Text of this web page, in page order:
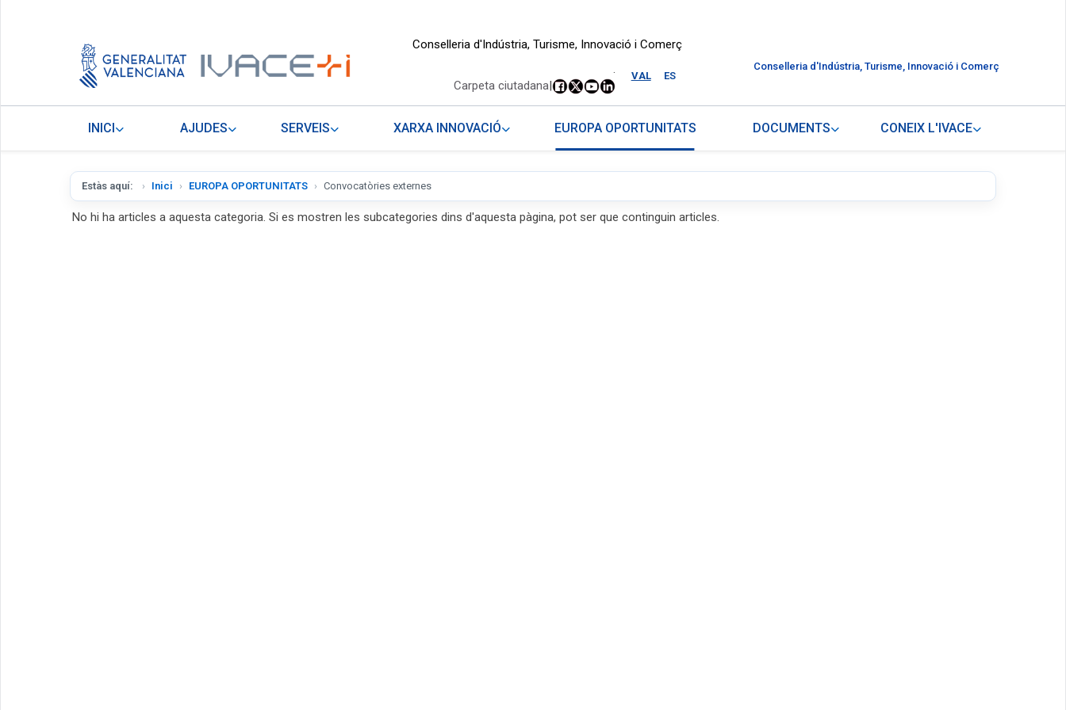
Conselleria d'Indústria, Turisme, Innovació i Comerç
VAL ES
.
Carpeta ciutadana|
Conselleria d'Indústria, Turisme, Innovació i Comerç
INICI AJUDES SERVEIS XARXA INNOVACIÓ EUROPA OPORTUNITATS DOCUMENTS CONEIX L'IVACE
Estàs aquí: Inici EUROPA OPORTUNITATS Convocatòries externes
No hi ha articles a aquesta categoria. Si es mostren les subcategories dins d'aquesta pàgina, pot ser que continguin articles.